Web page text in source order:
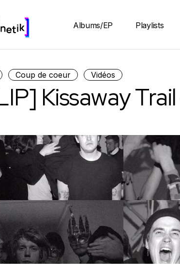
Albums/EP Playlists
Coup de coeur Vidéos
Kissaway